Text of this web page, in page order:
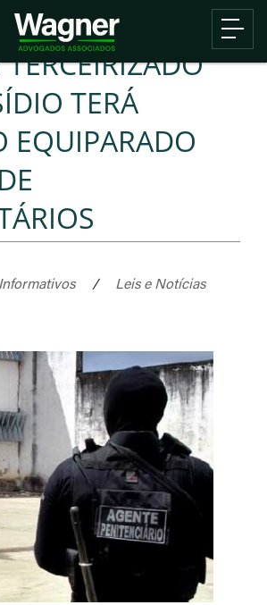
TERÁ
EQUIPARADO
Informativos /
Leis e Notícias